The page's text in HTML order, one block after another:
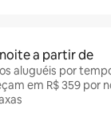
a partir de
aluguéis por
em R$ 359 por